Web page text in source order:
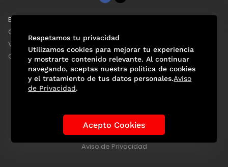
EL UNIVERSAL
Clase
ViveUSA
Confabulario
Historia de los Mundiales Lo viral
Anécdotas Mundialistas
Las Figuras Tendencias Directorio
Aviso de Privacidad
Respetamos tu privacidad
Utilizamos cookies para mejorar tu experiencia
y mostrarte contenido relevante. Al continuar
navegando, aceptas nuestra política de cookies
y el tratamiento de tus datos personales.Aviso
de Privacidad.
Acepto Cookies